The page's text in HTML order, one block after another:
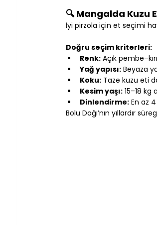
🔍 Mangalda Kuzu
İyi pirzola için et seçimi
Doğru seçim kriterleri:
Renk: Açık
Yağ yapısı: Beyaza
Koku: Taze kuzu eti
Kesim yaşı: 15–18 kg
Dinlendirme: En az
Bolu Dağı’nın yıllardır